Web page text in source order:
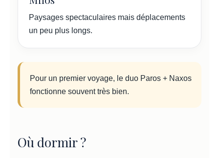
Paysages spectaculaires mais déplacements
un peu plus longs.
Pour un premier voyage, le duo Paros + Naxos
fonctionne souvent très bien.
Où dormir ?